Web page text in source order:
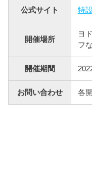
公式サイト 特
開催場所
ヨ
フ
開催期間
お問い合わせ 各